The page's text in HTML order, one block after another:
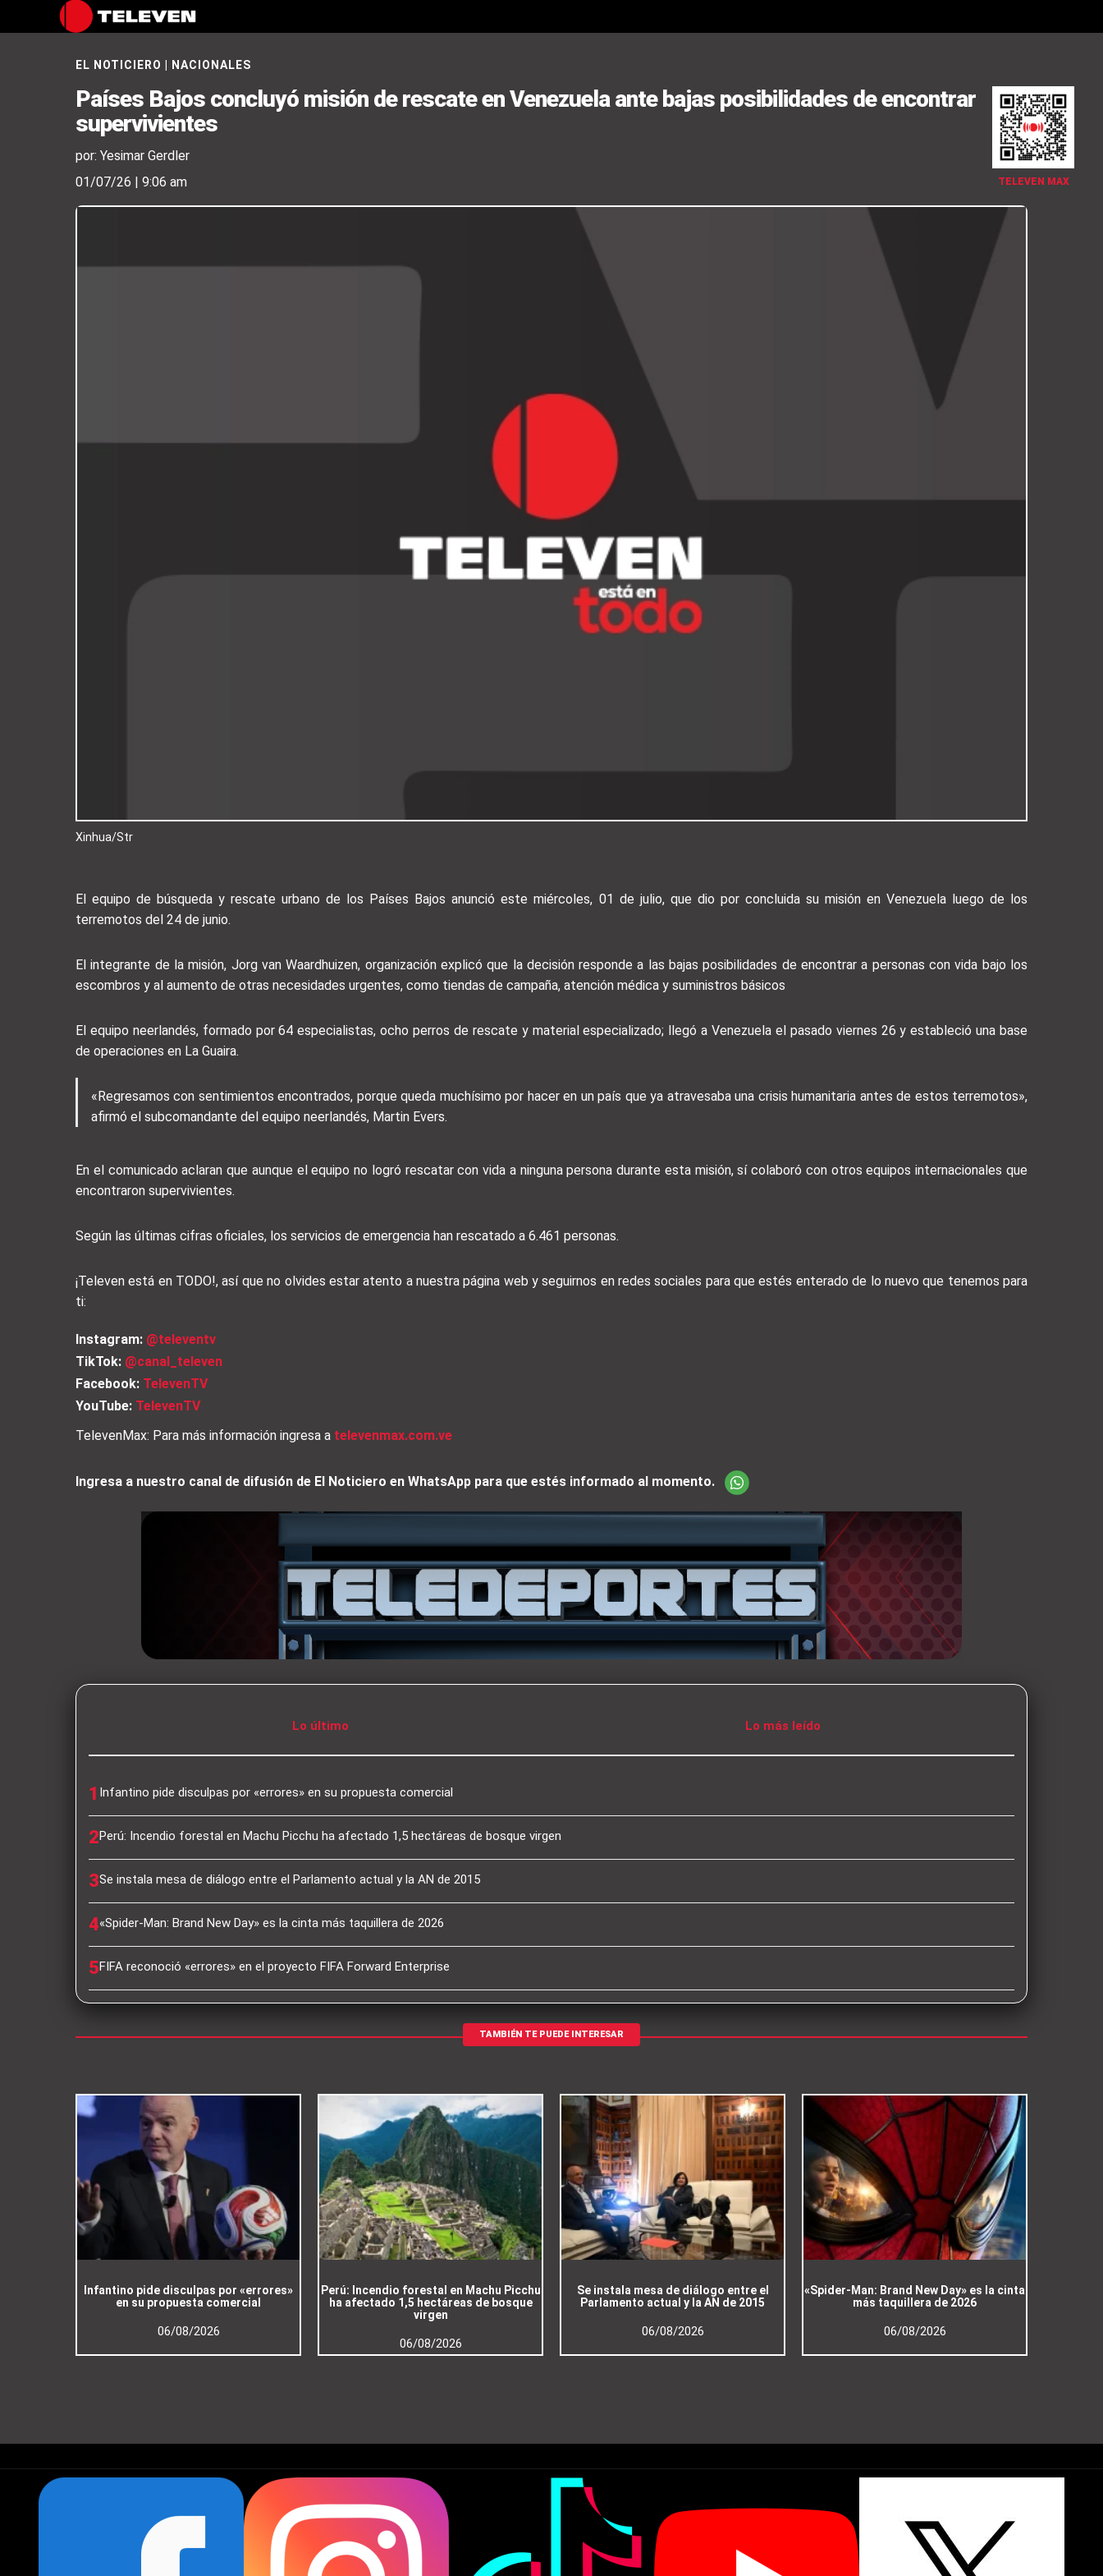
TELEVEN MAX
EL NOTICIERO NACIONALES
Países Bajos concluyó misión de rescate en Venezuela ante bajas posibilidades de encontrar
supervivientes
por: Yesimar Gerdler
01/07/26 | 9:06 am
Xinhua/Str
El equipo de búsqueda y rescate urbano de los Países Bajos anunció este miércoles, 01 de julio, que dio por concluida su misión en Venezuela luego de los
terremotos del 24 de junio.
El integrante de la misión, Jorg van Waardhuizen, organización explicó que la decisión responde a las bajas posibilidades de encontrar a personas con vida bajo los
escombros y al aumento de otras necesidades urgentes, como tiendas de campaña, atención médica y suministros básicos
El equipo neerlandés, formado por 64 especialistas, ocho perros de rescate y material especializado; llegó a Venezuela el pasado viernes 26 y estableció una base
de operaciones en La Guaira.
«Regresamos con sentimientos encontrados, porque queda muchísimo por hacer en un país que ya atravesaba una crisis humanitaria antes de estos terremotos»,
afirmó el subcomandante del equipo neerlandés, Martin Evers.
En el comunicado aclaran que aunque el equipo no logró rescatar con vida a ninguna persona durante esta misión, sí colaboró con otros equipos internacionales que
encontraron supervivientes.
Según las últimas cifras oficiales, los servicios de emergencia han rescatado a 6.461 personas.
¡Televen está en TODO!, así que no olvides estar atento a nuestra página web y seguirnos en redes sociales para que estés enterado de lo nuevo que tenemos para
ti:
Instagram: @televentv
TikTok: @canal_televen
Facebook: TelevenTV
YouTube: TelevenTV
TelevenMax: Para más información ingresa a televenmax.com.ve
Ingresa a nuestro canal de difusión de El Noticiero en WhatsApp para que estés informado al momento.
Lo último Lo más leído
1 Infantino pide disculpas por «errores» en su propuesta comercial
2Perú: Incendio forestal en Machu Picchu ha afectado 1,5 hectáreas de bosque virgen
3Se instala mesa de diálogo entre el Parlamento actual y la AN de 2015
4«Spider-Man: Brand New Day» es la cinta más taquillera de 2026
5FIFA reconoció «errores» en el proyecto FIFA Forward Enterprise
TAMBIÉN TE PUEDE INTERESAR
Infantino pide disculpas por «errores»
en su propuesta comercial
06/08/2026
Perú: Incendio forestal en Machu Picchu
ha afectado 1,5 hectáreas de bosque
virgen
06/08/2026
Se instala mesa de diálogo entre el
Parlamento actual y la AN de 2015
06/08/2026
«Spider-Man: Brand New Day» es la cinta
más taquillera de 2026
06/08/2026